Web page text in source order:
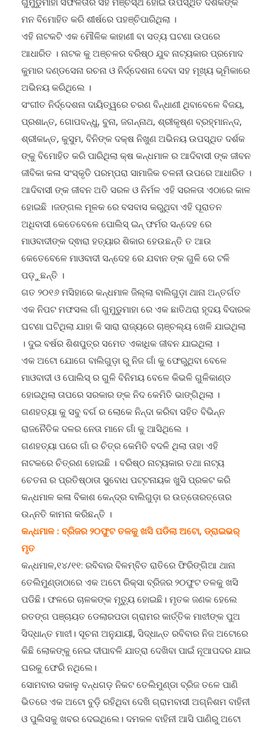
ମନ ବିମୋହିତ କରି ଶୀର୍ଷରେ ପହଞ୍ଚିପାରିଥିଲା ।
ଏହି ନାଟକଟି ଏକ ମୌଳିକ କାହାଣୀ ବା ସତ୍ୟ ଘଟଣା ଉପରେ
ଆଧାରିତ । ନାଟକ କୁ ଅଞ୍ଚଳର ବରିଷ୍ଠ ଯୁବ ନାଟ୍ୟକାର ପ୍ରମୋଦ
କୁମାର ଦଣ୍ଡସେନା ରଚନା ଓ ନିର୍ଦ୍ଦେଶନା ଦେବା ସହ ମୂଖ୍ୟ ଭୂମିକାରେ
ଅଭିନୟ କରିଥିଲେ ।
ସଂଗୀତ ନିର୍ଦ୍ଦେଶନା ଦାୟିତ୍ୱରେ ଚରଣ ବିନ୍ଧାଣୀ ଥିବାବେଳେ ବିଜୟ,
ପ୍ରଶାନ୍ତ, ଗୋପବନ୍ଧୁ, ବୁନା, ଜଗନ୍ନାଥ, ଶ୍ରୀକୃଷ୍ଣ ବ୍ରହ୍ମାନନ୍ଦ,
ଶ୍ରୀକାନ୍ତ, କୁସୁମ, ବିନିଙ୍କ ଦକ୍ଷ ନିଖୁଣ ଅଭିନୟ ଉପସ୍ଥିତ ଦର୍ଶକ
ଙ୍କୁ ବିମୋହିତ କରି ପାରିଥିଲା କ୍ଷ କନ୍ଧମାଳ ର ଆଦିବାସୀ ଙ୍କ ଜୀବନ
ଜୀବିକା କଳା ସଂସ୍କୃତି ପରମ୍ପରା ସାମାଜିକ ଚଳନୀ ଉପରେ ଆଧାରିତ ।
ଆଦିବାସୀ ଙ୍କ ଜୀବନ ଅତି ସରଳ ଓ ନିର୍ମଳ ଏହି ସରଳତା ଏଠାରେ କାଳ
ହୋଇଛି ।ଜଙ୍ଗଲ ମୂଳକ ରେ ବସବାସ କରୁଥିବା ଏହି ପୂରାତନ
ଅଧିବାସୀ କେତେବେଳେ ପୋଲିସ୍ ଇନ୍ ଫର୍ମର ସନ୍ଦେହ ରେ
ମାଓବାଦୀଙ୍କ ଦ୍ଵାରା ହତ୍ୟାର ଶିକାର ହେଉଛନ୍ତି ତ ଆଉ
କେତେବେଳେ ମାଓବାଦୀ ସନ୍ଦେହ ରେ ଯବାନ ଙ୍କ ଗୁଳି ରେ ଟଳି
ପଡ଼ୁଛନ୍ତି ।
ଗତ ୨୦୧୬ ମସିହାରେ କନ୍ଧମାଳ ଜିଲ୍ଲା ବାଲିଗୁଡ଼ା ଥାନା ଅନ୍ତର୍ଗତ
ଏକ ନିପଟ ମଫସଲ ଗାଁ ଗୁମୁଡୁମାହା ରେ ଏକ ଛାତିଥରା ହୃଦୟ ବିଦାରକ
ଘଟଣା ଘଟିଥିଲା ଯାହା କି ସାରା ରାଜ୍ୟରେ ଚାଞ୍ଚଲ୍ୟ ଖେଳି ଯାଇଥିଲା
। ଦୁଇ ବର୍ଷର ଶିଶପୁତ୍ର ସମେତ ଏକାଧିକ ଜୀବନ ଯାଇଥିଲା ।
ଏକ ଅଟୋ ଯୋଗେ ବାଲିଗୁଡ଼ା ରୁ ନିଜ ଗାଁ କୁ ଫେରୁଥିବା ବେଳେ
ମାଓବାଦୀ ଓ ପୋଲିସ୍ ର ଗୁଳି ବିନିମୟ ବେଳେ କିଭଳି ଗୁଳିକାଣ୍ଡ
ହୋଇଥିଲା ତାପରେ ସରକାର ଙ୍କ ନିଦ କେମିତି ଭାଙ୍ଗିଥିଲା ।
ଗଣହତ୍ୟା କୁ ସବୁ ବର୍ଗ ର ଲୋକେ ନିନ୍ଦା କରିବା ସହିତ ବିଭିନ୍ନ
ରାଜନୈତିକ ଦଳର ନେତା ମାନେ ଗାଁ କୁ ଆସିଥିଲେ ।
ଗଣହତ୍ୟା ପରେ ଗାଁ ର ଚିତ୍ର କେମିତି ବଦଳି ଥିଲା ତାହା ଏହି
ନାଟକରେ ଚିତ୍ରଣ ହୋଇଛି । ବରିଷ୍ଠ ନାଟ୍ୟକାର ତଥା ନାଟ୍ୟ
ଚେତନା ର ପ୍ରତିଷ୍ଠାତା ସୁବୋଧ ପଟ୍ଟନାୟକ ଖୁସି ପ୍ରକଟ କରି
କନ୍ଧମାଳ କଳା ବିକାଶ କେନ୍ଦ୍ର ବାଲିଗୁଡ଼ା ର ଉତ୍ତୋରତ୍ତୋର
ଉନ୍ନତି କାମନା କରିଛନ୍ତି ।
କନ୍ଧମାଳ : ବ୍ରିଜର ୨୦ଫୁଟ ତଳକୁ ଖସି ପଡିଲା ଅଟୋ, ଡ୍ରାଇଭର୍
ମୃତ
କନ୍ଧମାଳ,୧୪/୧୧: ରବିବାର ବିଳମ୍ବିତ ରାତିରେ ଫିରିଙ୍ଗିଆ ଥାନା
ତେଲିମୁଣ୍ଡାଠାରେ ଏକ ଅଟୋ ରିକ୍ସା ବ୍ରିଜର ୨୦ଫୁଟ ତଳକୁ ଖସି
ପଡିଛି। ଫଳରେ ଚାଳକଙ୍କ ମୃତ୍ୟୁ ହୋଇଛି। ମୃତକ ଜଣକ ହେଲେ
ରତଙ୍ଗ ପଞ୍ଚାୟତ ଡେଲାରପଡା ଗ୍ରାମର କାର୍ତ୍ତିକ ମାଝୀଙ୍କ ପୁଅ
ସିଦ୍ଧାନ୍ତ ମାଝୀ। ସୂଚନା ଅନୁଯାୟୀ, ସିଦ୍ଧାନ୍ତ ରବିବାର ନିଜ ଅଟୋରେ
କିଛି ଲୋକଙ୍କୁ ନେଇ ଦୀପାବଳି ଯାତ୍ରା ଦେଖିବା ପାଇଁ ନୂଆପଦର ଯାଇ
ଘରକୁ ଫେରି ନଥିଲେ।
ସୋମବାର ସକାଳୁ ବନ୍ଧଗଡ଼ ନିକଟ ତେଲିମୁଣ୍ଡା ବ୍ରିଜ ତଳେ ପାଣି
ଭିତରେ ଏକ ଅଟୋ ବୁଡ଼ି ରହିଥିବା ଦେଖି ଗ୍ରାମବାସୀ ଅଗ୍ନିଶମ ବାହିନୀ
ଓ ପୁଲିସକୁ ଖବର ଦେଇଥିଲେ। ଦମକଳ ବାହିନୀ ଆସି ପାଣିରୁ ଅଟୋ
ରିକ୍ସା ବାହାର କରିବା ପରେ ଗାଡି ଭିତରୁ ସିଦ୍ଧାନ୍ତଙ୍କ ମୃତଦେହ